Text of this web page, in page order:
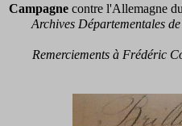
Campagnecontre l'Allemagne
Archives Départementales
Remerciements à Frédéric